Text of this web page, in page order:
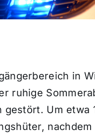
in
ruhige
Um etwa